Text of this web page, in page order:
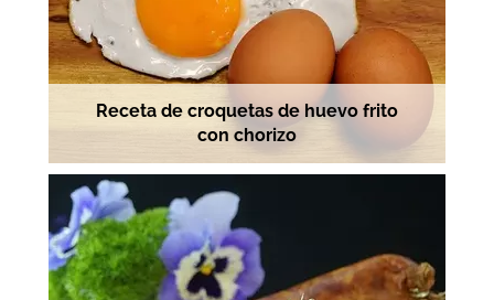
Receta de croquetas de huevo frito
con chorizo